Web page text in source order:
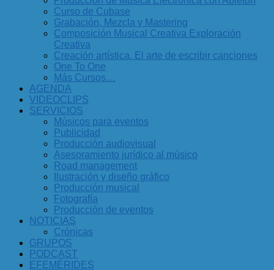
Curso de Cubase
Grabación, Mezcla y Mastering
Composición Musical Creativa Exploración
Creativa
Creación artística. El arte de escribir canciones
One To One
Más Cursos…
AGENDA
VIDEOCLIPS
SERVICIOS
Músicos para eventos
Publicidad
Producción audiovisual
Asesoramiento jurídico al músico
Road management
Ilustración y diseño gráfico
Producción musical
Fotografía
Producción de eventos
NOTICIAS
Crónicas
GRUPOS
PODCAST
EFEMÉRIDES